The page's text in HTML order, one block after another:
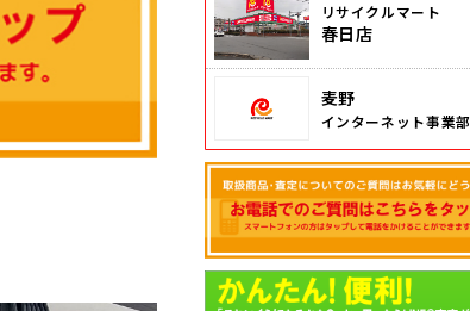
リサイクルマート
春日店
麦野
インターネット事業部